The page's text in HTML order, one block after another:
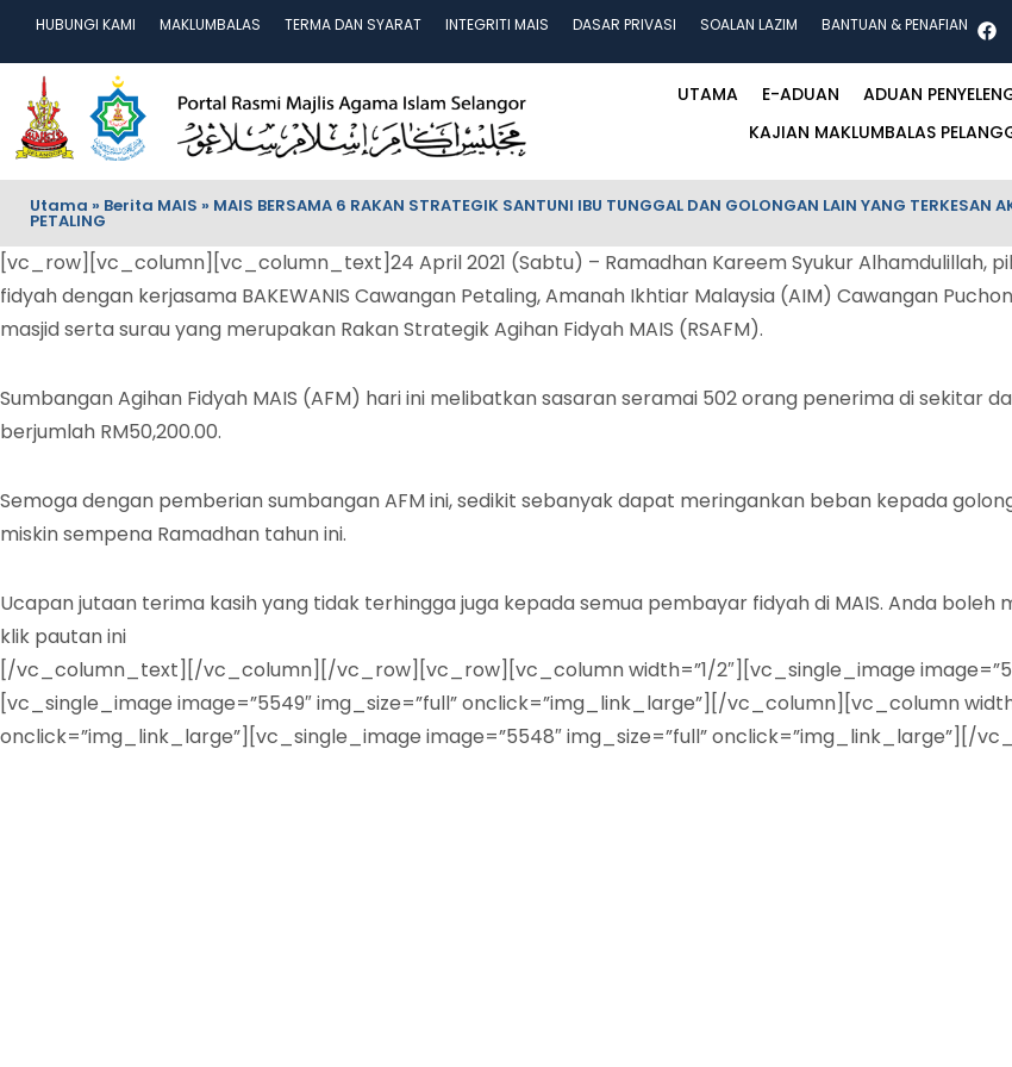
HUBUNGI KAMI MAKLUMBALAS TERMA DAN SYARAT INTEGRITI MAIS DASAR PRIVASI SOALAN LAZIM BANTUAN & PENAFIAN
UTAMA E-ADUAN
ADUAN
KAJIAN MAKLUMBALAS
Utama » Berita MAIS » MAIS BERSAMA 6 RAKAN STRATEGIK SANTUNI IBU TUNGGAL DAN GOLONGAN LAIN YANG TERKESAN
PETALING
[vc_row][vc_column][vc_column_text]24 April 2021 (Sabtu) – Ramadhan Kareem Syukur Alhamdulillah,
fidyah dengan kerjasama BAKEWANIS Cawangan Petaling, Amanah Ikhtiar Malaysia (AIM) Cawangan
masjid serta surau yang merupakan Rakan Strategik Agihan Fidyah MAIS (RSAFM).
Sumbangan Agihan Fidyah MAIS (AFM) hari ini melibatkan sasaran seramai 502 orang penerima di sekitar
berjumlah RM50,200.00.
Semoga dengan pemberian sumbangan AFM ini, sedikit sebanyak dapat meringankan beban kepada
miskin sempena Ramadhan tahun ini.
Ucapan jutaan terima kasih yang tidak terhingga juga kepada semua pembayar fidyah di MAIS. Anda
klik pautan ini
[/vc_column_text][/vc_column][/vc_row][vc_row][vc_column width=”1/2″][vc_single_image
[vc_single_image image=”5549″ img_size=”full” onclick=”img_link_large”][/vc_column][vc_column
onclick=”img_link_large”][vc_single_image image=”5548″ img_size=”full” onclick=”img_link_large”][/